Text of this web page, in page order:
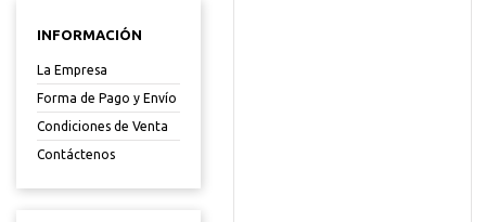
INFORMACIÓN
La Empresa
Forma de Pago y Envío
Condiciones de Venta
Contáctenos